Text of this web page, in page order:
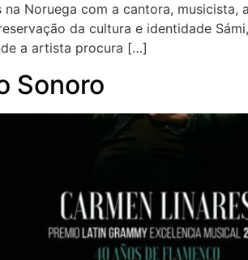
na Noruega com a cantora,
da cultura e identidade
a artista procura […]
Sonoro